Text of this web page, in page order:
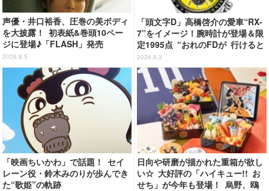
声優・井口裕香、圧巻の美ボディ
を大披露！ 初表紙&巻頭10ペー
ジに登場♪「FLASH」発売
2026.8.5
「頭文字D」高橋啓介の愛車“RX-
7”をイメージ！腕時計が登場＆限
定1995点 “おれのFDが 行けると
教えてくれてる…!!”
2026.8.3
「映画ちいかわ」で話題！ セイ
レーン役・鈴木みのりが歩んでき
た“歌姫”の軌跡
日向や研磨が描かれた重箱が欲し
い☆ 大好評の「ハイキュー!! お
せち」が今年も登場！ 烏野、鴎